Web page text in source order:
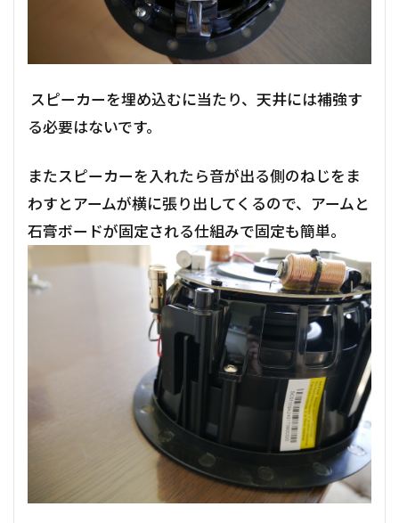
スピーカーを埋め込むに当たり、天井には補強す
る必要はないです。
またスピーカーを入れたら音が出る側のねじをま
わすとアームが横に張り出してくるので、アームと
石膏ボードが固定される仕組みで固定も簡単。